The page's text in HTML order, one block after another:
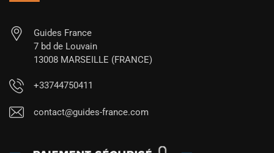
Guides France
7 bd de Louvain
13008 MARSEILLE (FRANCE)
+33744750411
contact@guides-france.com